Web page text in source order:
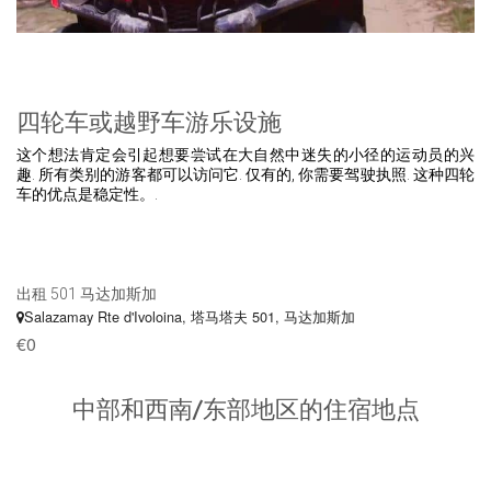
四轮车或越野车游乐设施
这个想法肯定会引起想要尝试在大自然中迷失的小径的运动员的兴
趣. 所有类别的游客都可以访问它. 仅有的, 你需要驾驶执照. 这种四轮
车的优点是稳定性。.
出租 501 马达加斯加
Salazamay Rte d'Ivoloina, 塔马塔夫 501, 马达加斯加
€0
中部和西南/东部地区的住宿地点